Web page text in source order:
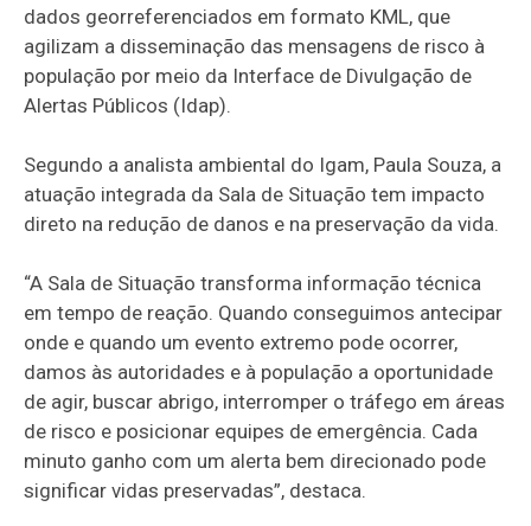
dados georreferenciados em formato KML, que
agilizam a disseminação das mensagens de risco à
população por meio da Interface de Divulgação de
Alertas Públicos (Idap).
Segundo a analista ambiental do Igam, Paula Souza, a
atuação integrada da Sala de Situação tem impacto
direto na redução de danos e na preservação da vida.
“A Sala de Situação transforma informação técnica
em tempo de reação. Quando conseguimos antecipar
onde e quando um evento extremo pode ocorrer,
damos às autoridades e à população a oportunidade
de agir, buscar abrigo, interromper o tráfego em áreas
de risco e posicionar equipes de emergência. Cada
minuto ganho com um alerta bem direcionado pode
significar vidas preservadas”, destaca.